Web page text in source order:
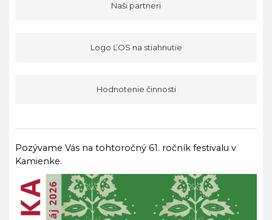
Naši partneri
Logo ĽOS na stiahnutie
Hodnotenie činnosti
Pozývame Vás na tohtoročný 61. ročník festivalu v
Kamienke.